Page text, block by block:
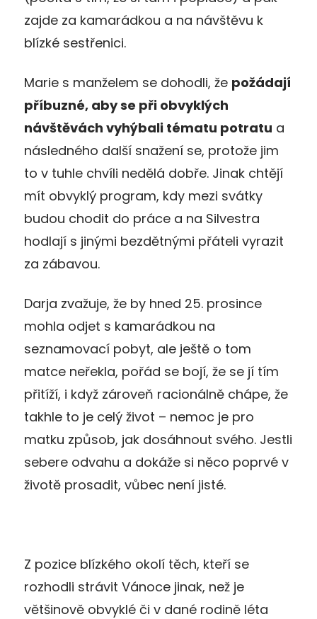
zajde za kamarádkou a na návštěvu k
blízké sestřenici.
Marie s manželem se dohodli, že požádají
příbuzné, aby se při obvyklých
návštěvách vyhýbali tématu potratu a
následného další snažení se, protože jim
to v tuhle chvíli nedělá dobře. Jinak chtějí
mít obvyklý program, kdy mezi svátky
budou chodit do práce a na Silvestra
hodlají s jinými bezdětnými přáteli vyrazit
za zábavou.
Darja zvažuje, že by hned 25. prosince
mohla odjet s kamarádkou na
seznamovací pobyt, ale ještě o tom
matce neřekla, pořád se bojí, že se jí tím
přitíží, i když zároveň racionálně chápe, že
takhle to je celý život – nemoc je pro
matku způsob, jak dosáhnout svého. Jestli
sebere odvahu a dokáže si něco poprvé v
životě prosadit, vůbec není jisté.
Z pozice blízkého okolí těch, kteří se
rozhodli strávit Vánoce jinak, než je
většinově obvyklé či v dané rodině léta